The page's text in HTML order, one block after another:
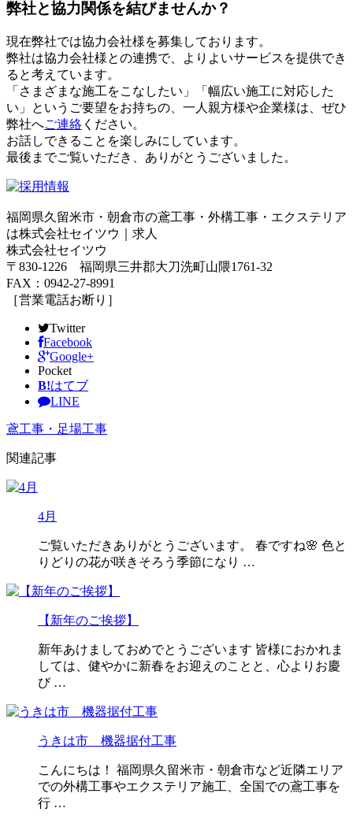
弊社と協力関係を結びませんか？
現在弊社では協力会社様を募集しております。
弊社は協力会社様との連携で、よりよいサービスを提供でき
ると考えています。
「さまざまな施工をこなしたい」「幅広い施工に対応した
い」というご要望をお持ちの、一人親方様や企業様は、ぜひ
弊社へご連絡 ください。
お話しできることを楽しみにしています。
最後までご覧いただき、ありがとうございました。
福岡県久留米市・朝倉市の鳶工事・外構工事・エクステリア
は株式会社セイツウ｜求人
株式会社セイツウ
〒830-1226 福岡県三井郡大刀洗町山隈1761-32
FAX：0942-27-8991
［営業電話お断り］
Twitter
Facebook
Google+
Pocket
B!はてブ
LINE
鳶工事・足場工事
関連記事
4月
ご覧いただきありがとうございます。 春ですね🌸 色と
りどりの花が咲きそろう季節になり …
【新年のご挨拶】
新年あけましておめでとうございます 皆様におかれま
しては、健やかに新春をお迎えのことと、心よりお慶
び …
うきは市 機器据付工事
こんにちは！ 福岡県久留米市・朝倉市など近隣エリア
での外構工事やエクステリア施工、全国での鳶工事を
行 …